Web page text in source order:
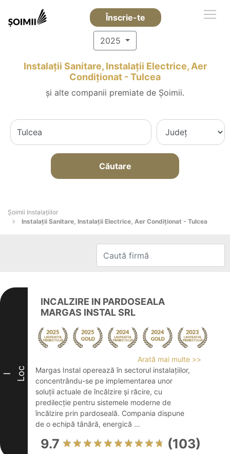
Înscrie-te
2025
Instalații Sanitare, Instalații Electrice, Aer
Condiționat - Tulcea
și alte companii premiate de Șoimii.
Căutare
Şoimii Instalaţiilor
Instalații Sanitare, Instalații Electrice, Aer Condiționat - Tulcea
I Loc
INCALZIRE IN PARDOSEALA
MARGAS INSTAL SRL
Arată mai multe >>
Margas Instal operează în sectorul instalațiilor,
concentrându-se pe implementarea unor
soluții actuale de încălzire și răcire, cu
predilecție pentru sistemele moderne de
încălzire prin pardoseală. Compania dispune
de o echipă tânără, energică ...
9.7 (103)